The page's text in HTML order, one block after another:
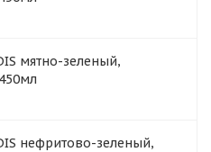
мятно-зеленый,
нефритово-зеленый,